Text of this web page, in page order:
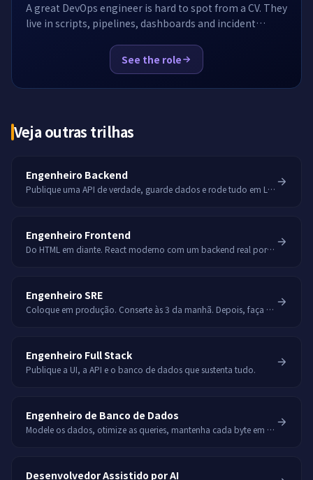
A great DevOps engineer is hard to spot from a CV. They
live in scripts, pipelines, dashboards and incident
candidate inside a real Linux box with Docker,
Kubernetes and Terraform already installed, then lets
you watch them work. No whiteboard, no toy syntax
See the role
Veja outras trilhas
Engenheiro Backend
Publique uma API de verdade, guarde dados e rode tudo em Linux.
Engenheiro Frontend
Do HTML em diante. React moderno com um backend real por trás.
Engenheiro SRE
Coloque em produção. Conserte às 3 da manhã. Depois, faça com que isso nunca mais aconteça.
Engenheiro Full Stack
Publique a UI, a API e o banco de dados que sustenta tudo.
Engenheiro de Banco de Dados
Modele os dados, otimize as queries, mantenha cada byte em segurança.
Desenvolvedor Assistido por AI